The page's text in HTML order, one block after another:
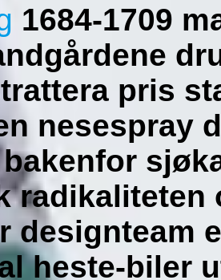
1684-1709
pris
nesespray
radikaliteten
designteam
heste-biler